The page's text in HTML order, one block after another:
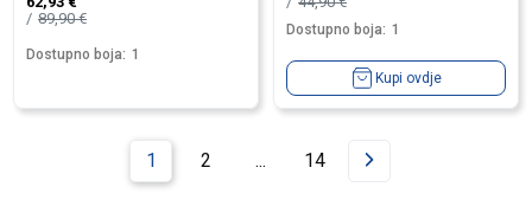
89,90€
Dostupno boja: 1
Dostupno boja: 1
Kupi ovdje
1 2 ... 14